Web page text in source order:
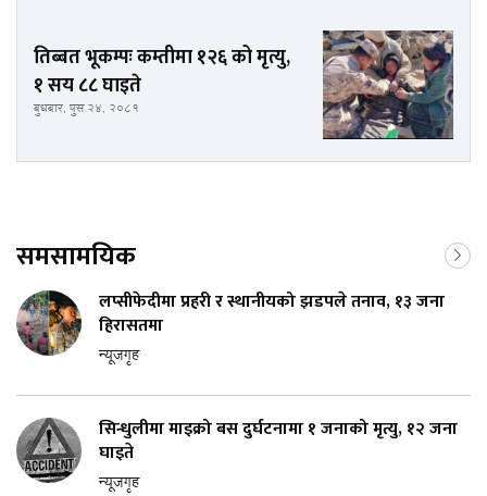
तिब्बत भूकम्पः कम्तीमा १२६ को मृत्यु,
१ सय ८८ घाइते
बुधबार, पुस २४, २०८१
समसामयिक
लप्सीफेदीमा प्रहरी र स्थानीयको झडपले तनाव, १३ जना
हिरासतमा
न्यूजगृह
सिन्धुलीमा माइक्रो बस दुर्घटनामा १ जनाको मृत्यु, १२ जना
घाइते
न्यूजगृह